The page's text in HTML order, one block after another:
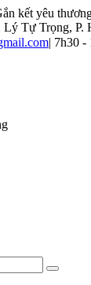
kết yêu
Lý Tự Trọng,
| 7h30 -